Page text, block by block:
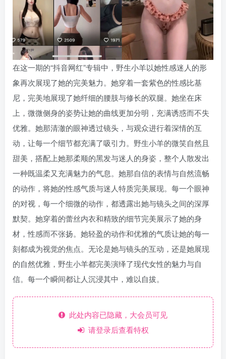
在这一期的“抖音网红”专辑中，野生小羊以她性感迷人的形
象再次展现了她的完美魅力。她穿着一套紫色的性感比基
尼，完美地展现了她纤细的腰肢与修长的双腿。她坐在床
上，微微侧身的姿势让她的曲线更加分明，充满诱惑而不失
优雅。她那清澈的眼神透过镜头，与观众进行着深情的互
动，让每一个细节都充满了吸引力。野生小羊的微笑自然且
甜美，搭配上她那柔顺的黑发与迷人的身姿，整个人散发出
一种既温柔又充满魅力的气息。她那自信的表情与自然流畅
的动作，将她的性感气质与迷人特质完美展现。每一个眼神
的对视，每一个细微的动作，都透露出她与镜头之间的深厚
默契。她穿着的蕾丝内衣和精致的细节完美展示了她的身
材，性感而不张扬。她轻盈的动作和优雅的气质让她的每一
刻都成为视觉的焦点。无论是她与镜头的互动，还是她展现
的自然优雅，野生小羊都完美演绎了现代女性的魅力与自
信。每一个瞬间都让人沉浸其中，难以自拔。
此处内容已隐藏，大会员可见
请登录后查看特权